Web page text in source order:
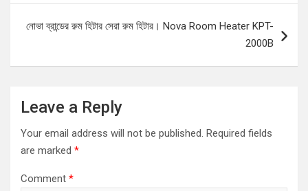
নোভা ব্রান্ডের রুম হিটার সেরা রুম হিটার। Nova Room Heater KPT-
2000B
Leave a Reply
Your email address will not be published. Required fields
are marked *
Comment *